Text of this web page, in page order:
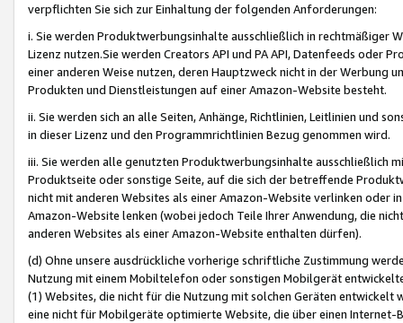
verpflichten Sie sich zur Einhaltung der folgenden Anforderungen:
i. Sie werden Produktwerbungsinhalte ausschließlich in rechtmäßiger
Lizenz nutzen.Sie werden Creators API und PA API, Datenfeeds oder
einer anderen Weise nutzen, deren Hauptzweck nicht in der Werbung
Produkten und Dienstleistungen auf einer Amazon-Website besteht.
ii. Sie werden sich an alle Seiten, Anhänge, Richtlinien, Leitlinien und
in dieser Lizenz und den Programmrichtlinien Bezug genommen wird.
iii. Sie werden alle genutzten Produktwerbungsinhalte ausschließlich
Produktseite oder sonstige Seite, auf die sich der betreffende
nicht mit anderen Websites als einer Amazon-Website verlinken oder
Amazon-Website lenken (wobei jedoch Teile Ihrer Anwendung, die
anderen Websites als einer Amazon-Website enthalten dürfen).
(d) Ohne unsere ausdrückliche vorherige schriftliche Zustimmung
Nutzung mit einem Mobiltelefon oder sonstigen Mobilgerät
(1) Websites, die nicht für die Nutzung mit solchen Geräten
eine nicht für Mobilgeräte optimierte Website, die über einen